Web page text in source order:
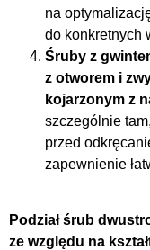
na
do konkretnych
Śruby z
z otworem i
kojarzonym z
szczególnie
przed
zapewnienie
Podział śrub
ze względu na